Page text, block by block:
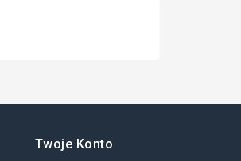
Twoje Konto